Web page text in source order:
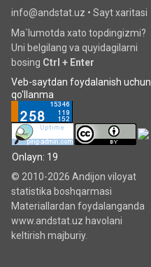
info@andstat.uz • Sayt xaritasi
Ma`lumotda xato topdingizmi?
Uni belgilang va quyidagilarni
bosing Ctrl + Enter
Veb-saytdan foydalanish uchun
qo'llanma
Onlayn: 19
© 2010-2026 Andijon viloyat
statistika boshqarmasi
Materiallardan foydalanganda
www.andstat.uz havolani
keltirish majburiy.